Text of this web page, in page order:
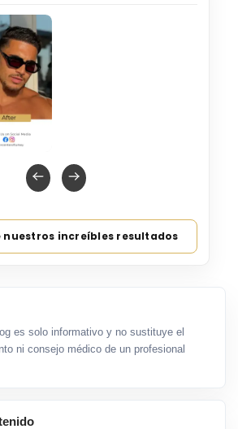
nuestros increíbles resultados
es solo informativo y no sustituye el
ni consejo médico de un profesional